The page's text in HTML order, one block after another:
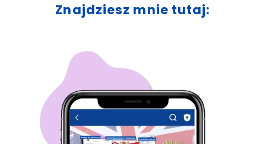
Znajdziesz mnie tutaj: